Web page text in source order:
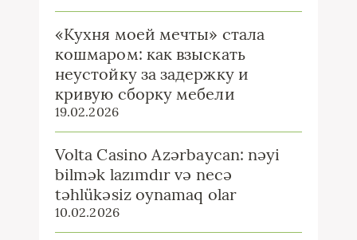
«Кухня моей мечты» стала
кошмаром: как взыскать
неустойку за задержку и
кривую сборку мебели
19.02.2026
Volta Casino Azərbaycan: nəyi
bilmək lazımdır və necə
təhlükəsiz oynamaq olar
10.02.2026